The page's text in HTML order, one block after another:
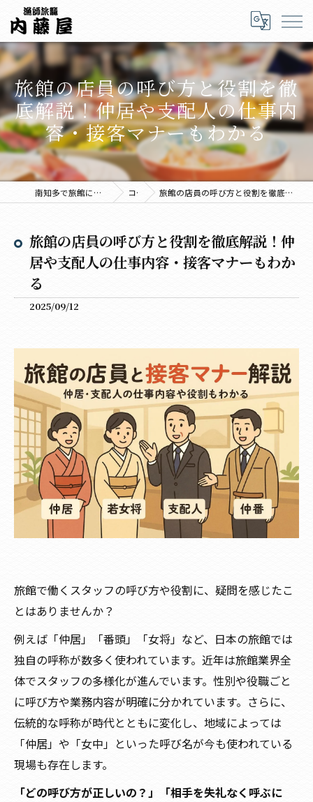
旅館の店員の呼び方と役割を徹
底解説！仲居や支配人の仕事内
容・接客マナーもわかる
南知多で旅館に泊まるなら海鮮料理の内藤屋 コラム 旅館の店員の呼び方と役割を徹底解説！仲居や支配人の仕事内容・接客マナーもわかる
旅館の店員の呼び方と役割を徹底解説！仲
居や支配人の仕事内容・接客マナーもわか
る
2025/09/12
旅館で働くスタッフの呼び方や役割に、疑問を感じたこ
とはありませんか？
例えば「仲居」「番頭」「女将」など、日本の旅館では
独自の呼称が数多く使われています。近年は旅館業界全
体でスタッフの多様化が進んでいます。性別や役職ごと
に呼び方や業務内容が明確に分かれています。さらに、
伝統的な呼称が時代とともに変化し、地域によっては
「仲居」や「女中」といった呼び名が今も使われている
現場も存在します。
「どの呼び方が正しいの？」「相手を失礼なく呼ぶに